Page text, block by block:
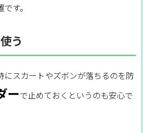
す。
う
にスカートやズボンが落ちるのを防
ーで止めておくというのも安心で